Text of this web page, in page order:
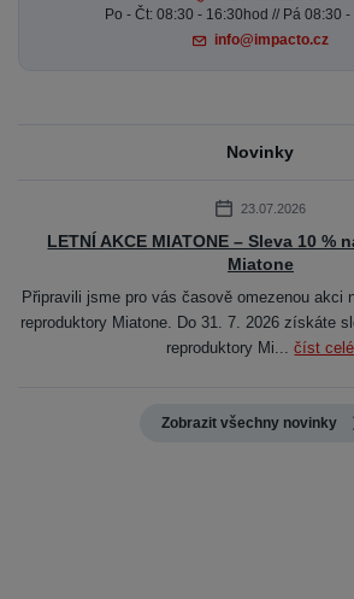
Po - Čt: 08:30 - 16:30hod // Pá 08:30
info@impacto.cz
Novinky
23.07.2026
LETNÍ AKCE MIATONE – Sleva 10 %
Miatone
Připravili jsme pro vás časově omezenou akci
reproduktory Miatone. Do 31. 7. 2026 získáte
reproduktory Mi...číst celé
Zobrazit všechny novinky